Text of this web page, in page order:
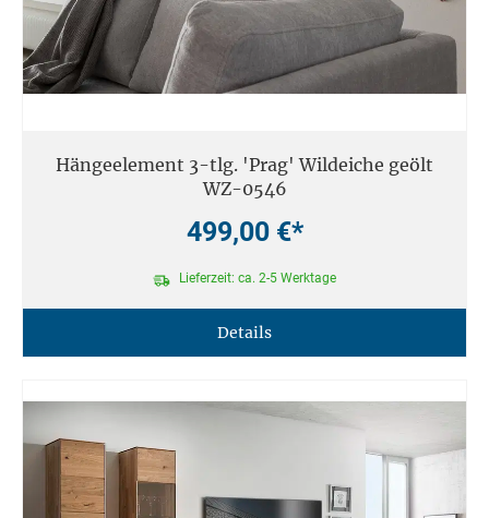
Hängeelement 3-tlg. 'Prag' Wildeiche geölt
WZ-0546
499,00 €*
Lieferzeit: ca. 2-5 Werktage
Details